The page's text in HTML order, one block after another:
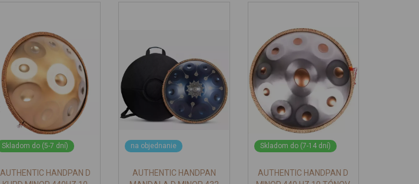
Skladom do (5-7 dní)
AUTHENTIC HANDPAN D
na objednanie
AUTHENTIC HANDPAN
Skladom do (7-14 dní)
AUTHENTIC HANDPAN D